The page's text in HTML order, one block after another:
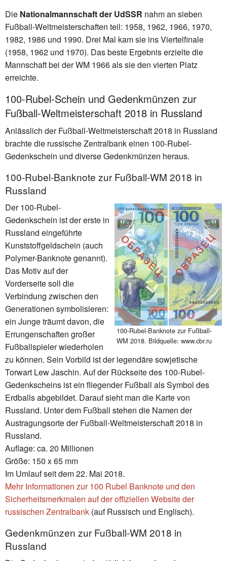
Die Nationalmannschaft der UdSSR nahm an sieben
Fußball-Weltmeisterschaften teil: 1958, 1962, 1966, 1970,
1982, 1986 und 1990. Drei Mal kam sie ins Viertelfinale
(1958, 1962 und 1970). Das beste Ergebnis erzielte die
Mannschaft bei der WM 1966 als sie den vierten Platz
erreichte.
100-Rubel-Schein und Gedenkmünzen zur
Fußball-Weltmeisterschaft 2018 in Russland
Anlässlich der Fußball-Weltmeisterschaft 2018 in Russland
brachte die russische Zentralbank einen 100-Rubel-
Gedenkschein und diverse Gedenkmünzen heraus.
100-Rubel-Banknote zur Fußball-WM 2018 in
Russland
100-Rubel-Banknote zur Fußball-
WM 2018. Bildquelle: www.cbr.ru
Der 100-Rubel-
Gedenkschein ist der erste in
Russland eingeführte
Kunststoffgeldschein (auch
Polymer-Banknote genannt).
Das Motiv auf der
Vorderseite soll die
Verbindung zwischen den
Generationen symbolisieren:
ein Junge träumt davon, die
Errungenschaften großer
Fußballspieler wiederholen
zu können. Sein Vorbild ist der legendäre sowjetische
Torwart Lew Jaschin. Auf der Rückseite des 100-Rubel-
Gedenkscheins ist ein fliegender Fußball als Symbol des
Erdballs abgebildet. Darauf sieht man die Karte von
Russland. Unter dem Fußball stehen die Namen der
Austragungsorte der Fußball-Weltmeisterschaft 2018 in
Russland.
Auflage: ca. 20 Millionen
Größe: 150 x 65 mm
Im Umlauf seit dem 22. Mai 2018.
Mehr Informationen zur 100 Rubel Banknote und den
Sicherheitsmerkmalen auf der offiziellen Website der
russischen Zentralbank (auf Russisch und Englisch).
Gedenkmünzen zur Fußball-WM 2018 in
Russland